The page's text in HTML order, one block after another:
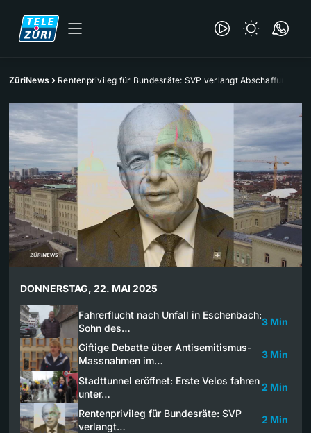
ZüriNews Rentenprivileg für Bundesräte: SVP verlangt Abschaffung
DONNERSTAG, 22. MAI 2025
Fahrerflucht nach Unfall in Eschenbach:
Sohn des…
3 Min
Giftige Debatte über Antisemitismus-
Massnahmen im…
3 Min
Stadttunnel eröffnet: Erste Velos fahren
unter…
2 Min
Rentenprivileg für Bundesräte: SVP
verlangt…
2 Min